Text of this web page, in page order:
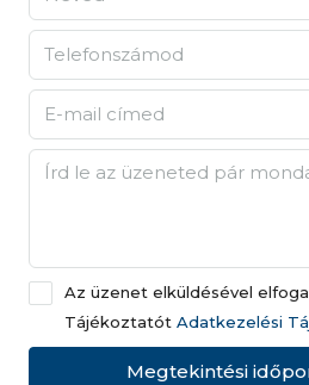
Az üzenet elküldésével
Tájékoztatót Adatkezelési
Megtekintési